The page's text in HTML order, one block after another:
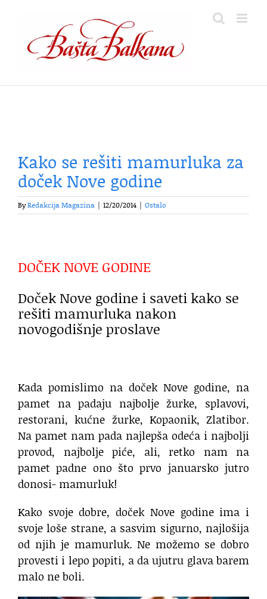
content
Kako se rešiti mamurluka za
doček Nove godine
ByRedakcija Magazina 12/20/2014 Ostalo
DOČEK NOVE GODINE
Doček Nove godine i saveti kako se
rešiti mamurluka nakon
novogodišnje proslave
Kada pomislimo na doček Nove godine, na
pamet na padaju najbolje žurke, splavovi,
restorani, kućne žurke, Kopaonik, Zlatibor.
Na pamet nam pada najlepša odeća i najbolji
provod, najbolje piće, ali, retko nam na
pamet padne ono što prvo januarsko jutro
donosi- mamurluk!
Kako svoje dobre, doček Nove godine ima i
svoje loše strane, a sasvim sigurno, najlošija
od njih je mamurluk. Ne možemo se dobro
provesti i lepo popiti, a da ujutru glava barem
malo ne boli.